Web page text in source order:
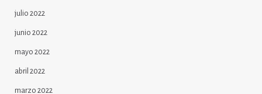
julio 2022
junio 2022
mayo 2022
abril 2022
marzo 2022